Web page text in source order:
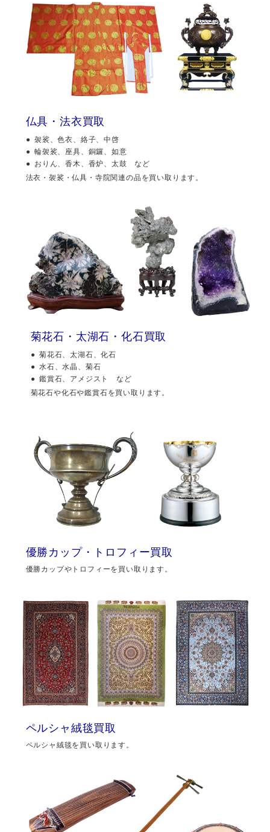
仏具・法衣買取
袈裟、色衣、絡子、中啓
輪袈裟、座具、銅鑼、如意
おりん、香木、香炉、太鼓 など
法衣・袈裟・仏具・寺院関連の品を買い取ります。
菊花石・太湖石・化石買取
菊花石、太湖石、化石
水石、水晶、菊石
鑑賞石、アメジスト など
菊花石や化石や鑑賞石を買い取ります。
優勝カップ・トロフィー買取
優勝カップやトロフィーを買い取ります。
ペルシャ絨毯買取
ペルシャ絨毯を買い取ります。